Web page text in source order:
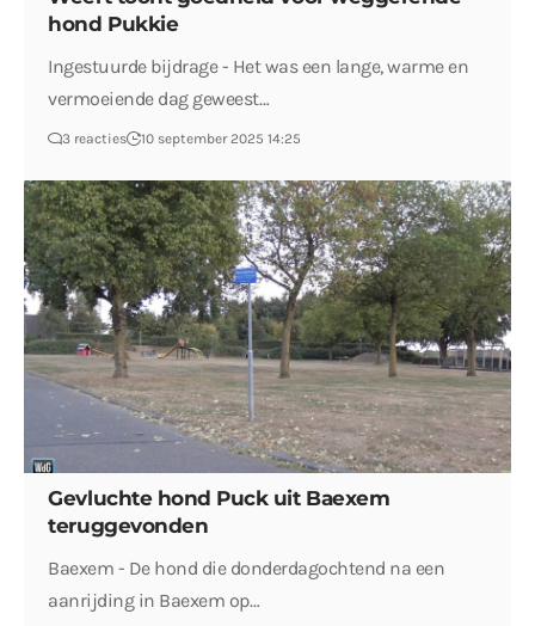
hond Pukkie
Ingestuurde bijdrage - Het was een lange, warme en
vermoeiende dag geweest…
3 reacties 10 september 2025 14:25
Gevluchte hond Puck uit Baexem
teruggevonden
Baexem - De hond die donderdagochtend na een
aanrijding in Baexem op…